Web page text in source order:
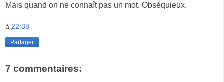
Mais quand on ne connaît pas un mot. Obséquieux.
à 22:38
Partager
7 commentaires: